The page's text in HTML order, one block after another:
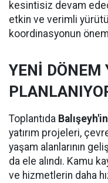
kesintisiz devam
etkin ve verimli
koordinasyonun
YENİ DÖNEM
Toplantıda Balışeyh'in
yatırım projeleri,
yaşam alanlarının
da ele alındı. Kamu
ve hizmetlerin daha